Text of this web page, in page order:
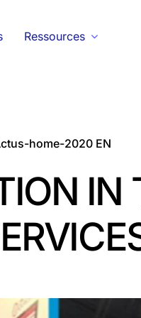
Ressources
home-2020 EN
IN